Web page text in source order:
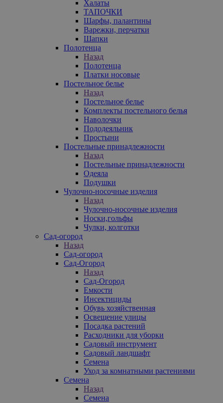
Халаты
ТАПОЧКИ
Шарфы, палантины
Варежки, перчатки
Шапки
Полотенца
Назад
Полотенца
Платки носовые
Постельное белье
Назад
Постельное белье
Комплекты постельного белья
Наволочки
Пододеяльник
Простыни
Постельные принадлежности
Назад
Постельные принадлежности
Одеяла
Подушки
Чулочно-носочные изделия
Назад
Чулочно-носочные изделия
Носки,гольфы
Чулки, колготки
Сад-огород
Назад
Сад-огород
Сад-Огород
Назад
Сад-Огород
Емкости
Инсектициды
Обувь хозяйственная
Освещение улицы
Посадка растений
Расходники для уборки
Садовый инструмент
Садовый ландшафт
Семена
Уход за комнатными растениями
Семена
Назад
Семена